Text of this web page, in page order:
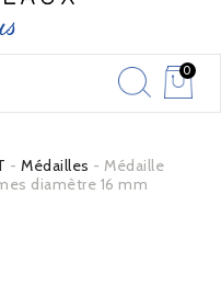
0
Médailles
Médaille
diamètre 16 mm